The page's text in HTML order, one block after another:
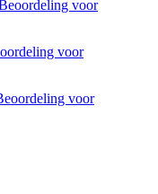
voor
voor
voor